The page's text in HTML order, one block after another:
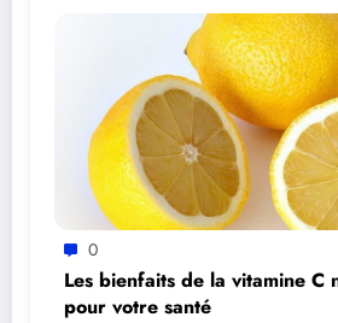
0
Les bienfaits de la vitamine C
pour votre santé